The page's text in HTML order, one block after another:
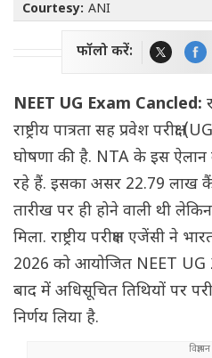
Courtesy: ANI
फॉलो करें:
NEET UG Exam Cancled:
राष्ट्रीय पात्रता सह प्रवेश
घोषणा की है. NTA के इस
रहे हैं. इसका असर 22.79 लाख
तारीख पर ही होने वाली थी
मिला. राष्ट्रीय परीक्षण एजेंसी ने
2026 को आयोजित NEET UG
बाद में अधिसूचित तिथियों पर
निर्णय लिया है.